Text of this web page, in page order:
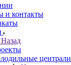
и контакты
Назад
централи